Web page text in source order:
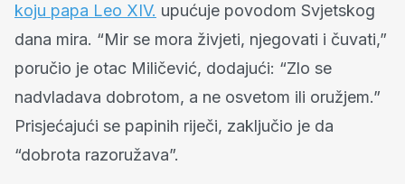
koju papa Leo XIV. upućuje povodom Svjetskog
dana mira. “Mir se mora živjeti, njegovati i čuvati,”
poručio je otac Miličević, dodajući: “Zlo se
nadvladava dobrotom, a ne osvetom ili oružjem.”
Prisjećajući se papinih riječi, zaključio je da
“dobrota razoružava”.